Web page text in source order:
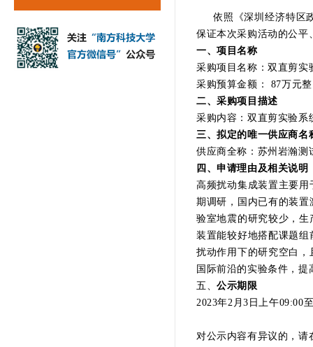
依照《深圳经济特区政
保证本次采购活动的公平
一、项目名称
采购项目名称：双直剪实
采购预算金额： 87万元整
二、采购项目描述
采购内容：双直剪实验系
三、拟定的唯一供应商名
供应商全称：苏州岩瀚测
四、申请理由及相关说明
高频扰动集成装置主要
期调研，国内已有的装
验室地震的研究较少，
装置能较好地搭配课题
扰动作用下的研究空白
国际前沿的实验条件，
五、公示期限
2023年2月3日上午09:00
对公示内容有异议的，请